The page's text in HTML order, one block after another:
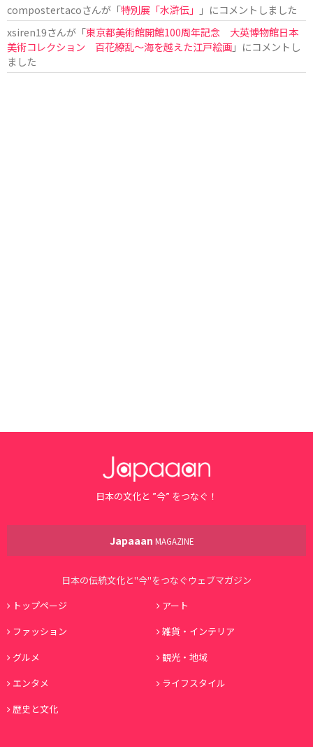
compostertacoさんが「特別展「水滸伝」
」にコメントしました
xsiren19さんが「東京都美術館開館100周年記念 大英博物館日本
美術コレクション 百花繚乱～海を越えた江戸絵画」にコメントし
ました
日本の文化と ”今” をつなぐ！
Japaaan MAGAZINE
日本の伝統文化と"今"をつなぐウェブマガジン
トップページ
アート
ファッション
雑貨・インテリア
グルメ
観光・地域
エンタメ
ライフスタイル
歴史と文化